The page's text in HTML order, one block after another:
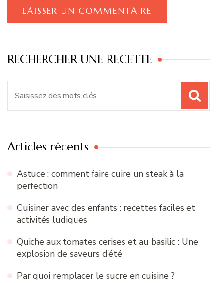
RECHERCHER UNE RECETTE
Articles récents
Astuce : comment faire cuire un steak à la
perfection
Cuisiner avec des enfants : recettes faciles et
activités ludiques
Quiche aux tomates cerises et au basilic : Une
explosion de saveurs d’été
Par quoi remplacer le sucre en cuisine ?